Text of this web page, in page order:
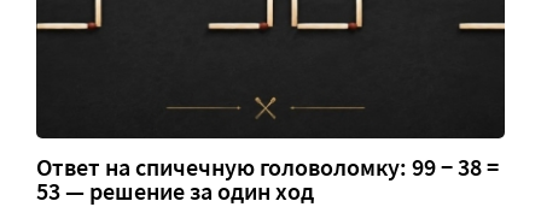
Ответ на спичечную головоломку: 99 − 38 =
53 — решение за один ход